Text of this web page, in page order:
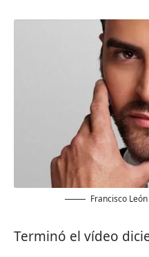
Francisco
Terminó el vídeo